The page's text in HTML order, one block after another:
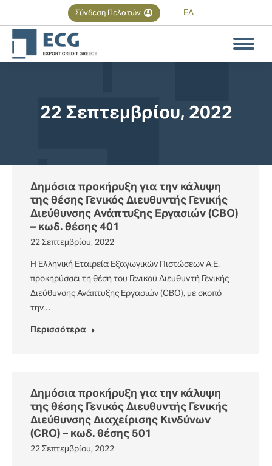
Σύνδεση Πελατών ΕΛ
22 Σεπτεμβρίου, 2022
You are here:
Δημόσια προκήρυξη για την κάλυψη
της θέσης Γενικός Διευθυντής Γενικής
Διεύθυνσης Ανάπτυξης Εργασιών (CBO)
– κωδ. θέσης 401
22 Σεπτεμβρίου, 2022
Η Ελληνική Εταιρεία Εξαγωγικών Πιστώσεων Α.Ε.
προκηρύσσει τη θέση του Γενικού Διευθυντή Γενικής
Διεύθυνσης Ανάπτυξης Εργασιών (CBO), με σκοπό
την…
Περισσότερα
Δημόσια προκήρυξη για την κάλυψη
της θέσης Γενικός Διευθυντής Γενικής
Διεύθυνσης Διαχείρισης Κινδύνων
(CRO) – κωδ. θέσης 501
22 Σεπτεμβρίου, 2022